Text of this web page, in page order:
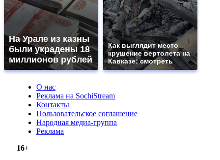
На Урале из казны
были украдены 18
миллионов рублей
Как выглядит место
крушение вертолета на
Кавказе: смотреть
О нас
Реклама на SochiStream
Контакты
Пользовательское соглашение
Народная медиа-группа
Реклама
16+